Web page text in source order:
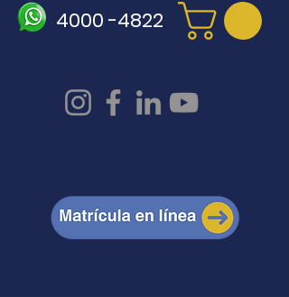
4000 -4822